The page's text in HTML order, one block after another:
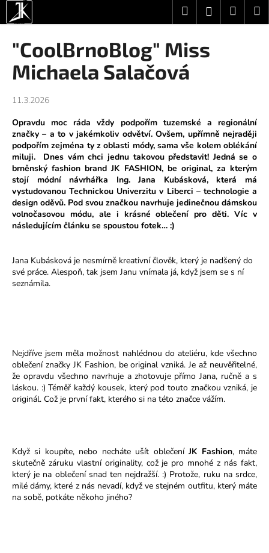
Přejít
obsah
HledatPřihlášení
"CoolBrnoBlog" Miss
Michaela Salačová
11.3.2026
Opravdu moc ráda vždy podpořím tuzemské a regionální
značky – a to v jakémkoliv odvětví. Ovšem, upřímně nejraději
podpořím zejména ty z oblasti módy, sama vše kolem oblékání
miluji. Dnes vám chci jednu takovou představit! Jedná se o
brněnský fashion brand JK FASHION, be original, za kterým
stojí módní návrhářka Ing. Jana Kubásková, která má
vystudovanou Technickou Univerzitu v Liberci – technologie a
design oděvů. Pod svou značkou navrhuje jedinečnou dámskou
volnočasovou módu, ale i krásné oblečení pro děti. Víc v
následujícím článku se spoustou fotek… :)
Jana Kubásková je nesmírně kreativní člověk, který je nadšený do
své práce. Alespoň, tak jsem Janu vnímala já, když jsem se s ní
seznámila.
Nejdříve jsem měla možnost nahlédnou do ateliéru, kde všechno
oblečení značky JK Fashion, be original vzniká. Je až neuvěřitelné,
že opravdu všechno navrhuje a zhotovuje přímo Jana, ručně a s
láskou. :) Téměř každý kousek, který pod touto značkou vzniká, je
originál. Což je první fakt, kterého si na této značce vážím.
Když si koupíte, nebo necháte ušít oblečení JK Fashion, máte
skutečně záruku vlastní originality, což je pro mnohé z nás fakt,
který je na oblečení snad ten nejdražší. :) Protože, ruku na srdce,
milé dámy, které z nás nevadí, když ve stejném outfitu, který máte
na sobě, potkáte někoho jiného?
K
o
C
o
p
t
ř
e
b
u
j
e
e
n
a
?
D
o
p
o